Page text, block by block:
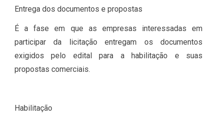
Entrega dos documentos e propostas
É a fase em que as empresas interessadas em
participar da licitação entregam os documentos
exigidos pelo edital para a habilitação e suas
propostas comerciais.
Habilitação